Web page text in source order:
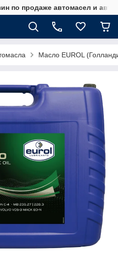
по продаже автомасел и
Масло EUROL